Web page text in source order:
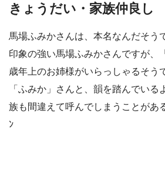
きょうだい・家族仲良し
馬場ふみかさんは、本名なんだそう
印象の強い馬場ふみかさんですが、
歳年上のお姉様がいらっしゃるそう
「ふみか」さんと、韻を踏んでいる
族も間違えて呼んでしまうことがあ
ﾝ